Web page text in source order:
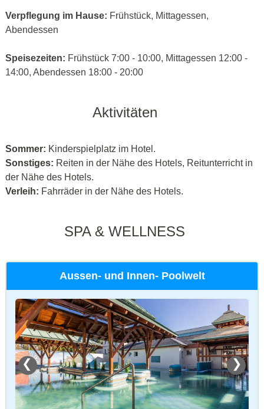
Verpflegung im Hause: Frühstück, Mittagessen,
Abendessen
Speisezeiten: Frühstück 7:00 - 10:00, Mittagessen 12:00 -
14:00, Abendessen 18:00 - 20:00
Aktivitäten
Sommer: Kinderspielplatz im Hotel.
Sonstiges: Reiten in der Nähe des Hotels, Reitunterricht in
der Nähe des Hotels.
Verleih: Fahrräder in der Nähe des Hotels.
SPA & WELLNESS
Aussen- und Innen- Poolwelt
❮ ❯